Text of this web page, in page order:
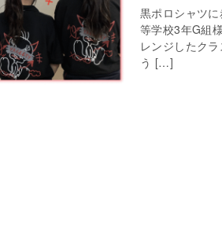
黒ポロシャツ
等学校3年G組
レンジしたク
う […]